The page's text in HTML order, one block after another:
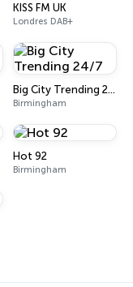
KISS FM UK
Londres DAB+
Big City Trending 24/7
Birmingham
Hot 92
Birmingham